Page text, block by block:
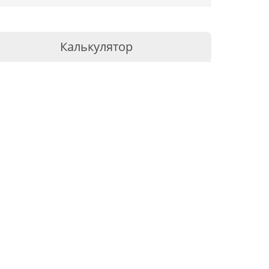
Калькулятор